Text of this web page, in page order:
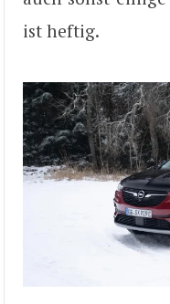
ist heftig.